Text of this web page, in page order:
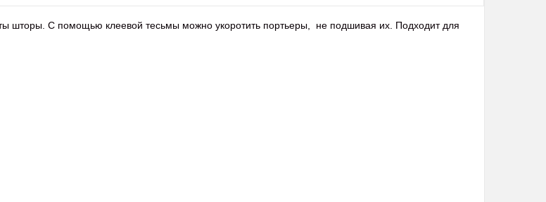
шторы. С помощью клеевой тесьмы можно укоротить портьеры, не подшивая их. Подходит для